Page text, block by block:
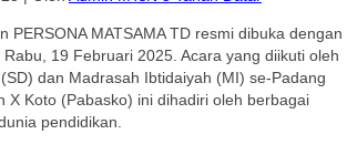
PERSONA MATSAMA TD resmi dibuka dengan
19 Februari 2025. Acara yang diikuti oleh
dan Madrasah Ibtidaiyah (MI) se-Padang
X Koto (Pabasko) ini dihadiri oleh berbagai
pendidikan.